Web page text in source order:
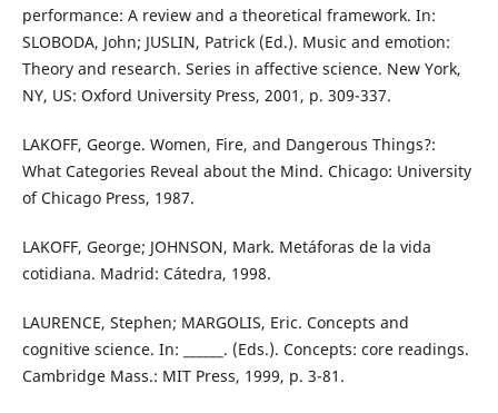
performance: A review and a theoretical framework. In:
SLOBODA, John; JUSLIN, Patrick (Ed.). Music and emotion:
Theory and research. Series in affective science. New York,
NY, US: Oxford University Press, 2001, p. 309-337.
LAKOFF, George. Women, Fire, and Dangerous Things?:
What Categories Reveal about the Mind. Chicago: University
of Chicago Press, 1987.
LAKOFF, George; JOHNSON, Mark. Metáforas de la vida
cotidiana. Madrid: Cátedra, 1998.
LAURENCE, Stephen; MARGOLIS, Eric. Concepts and
cognitive science. In: ______. (Eds.). Concepts: core readings.
Cambridge Mass.: MIT Press, 1999, p. 3-81.